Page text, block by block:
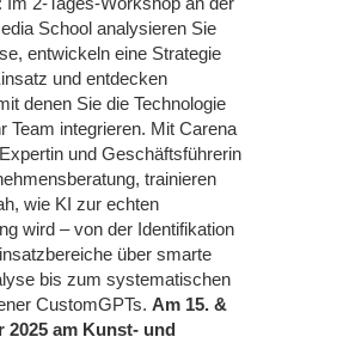
School analysieren Sie
entwickeln eine Strategie
und entdecken
denen Sie die Technologie
Team integrieren. Mit Carena
und Geschäftsführerin
trainieren
wie KI zur echten
wird – von der Identifikation
über smarte
bis zum systematischen
CustomGPTs. Am 15. &
2025 am Kunst- und